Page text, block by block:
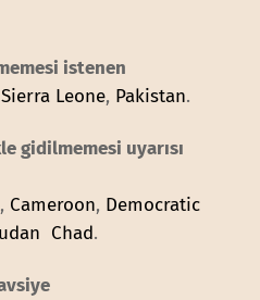
istenen
Sierra Leone, Pakistan.
gidilmemesi uyarısı
, Cameroon, Democratic
Chad.